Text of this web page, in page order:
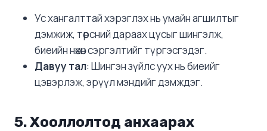
Ус хангалттай хэрэглэх нь умайн агшилтыг
дэмжиж, төрсний дараах цусыг шингэлж,
биеийн нөхөн сэргэлтийг түргэсгэдэг.
Давуу тал: Шингэн зүйлс уух нь биеийг
цэвэрлэж, эрүүл мэндийг дэмждэг.
5.Хооллолтод анхаарах